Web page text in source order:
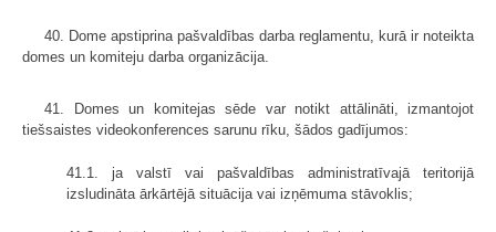
40. Dome apstiprina pašvaldības darba reglamentu, kurā ir noteikta
domes un komiteju darba organizācija.
41. Domes un komitejas sēde var notikt attālināti, izmantojot
tiešsaistes videokonferences sarunu rīku, šādos gadījumos:
41.1. ja valstī vai pašvaldības administratīvajā teritorijā
izsludināta ārkārtējā situācija vai izņēmuma stāvoklis;